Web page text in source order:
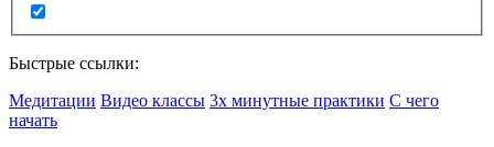
Быстрые ссылки:
Медитации Видео классы 3х минутные практики С чего
начать